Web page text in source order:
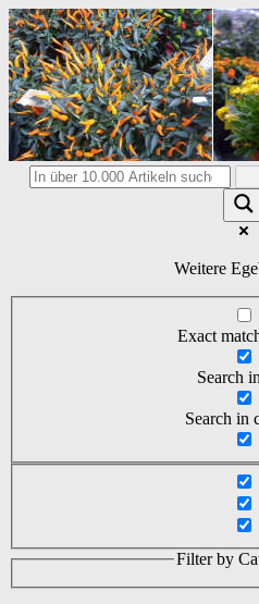
Weitere
Exact
Search
Search in
Filter by